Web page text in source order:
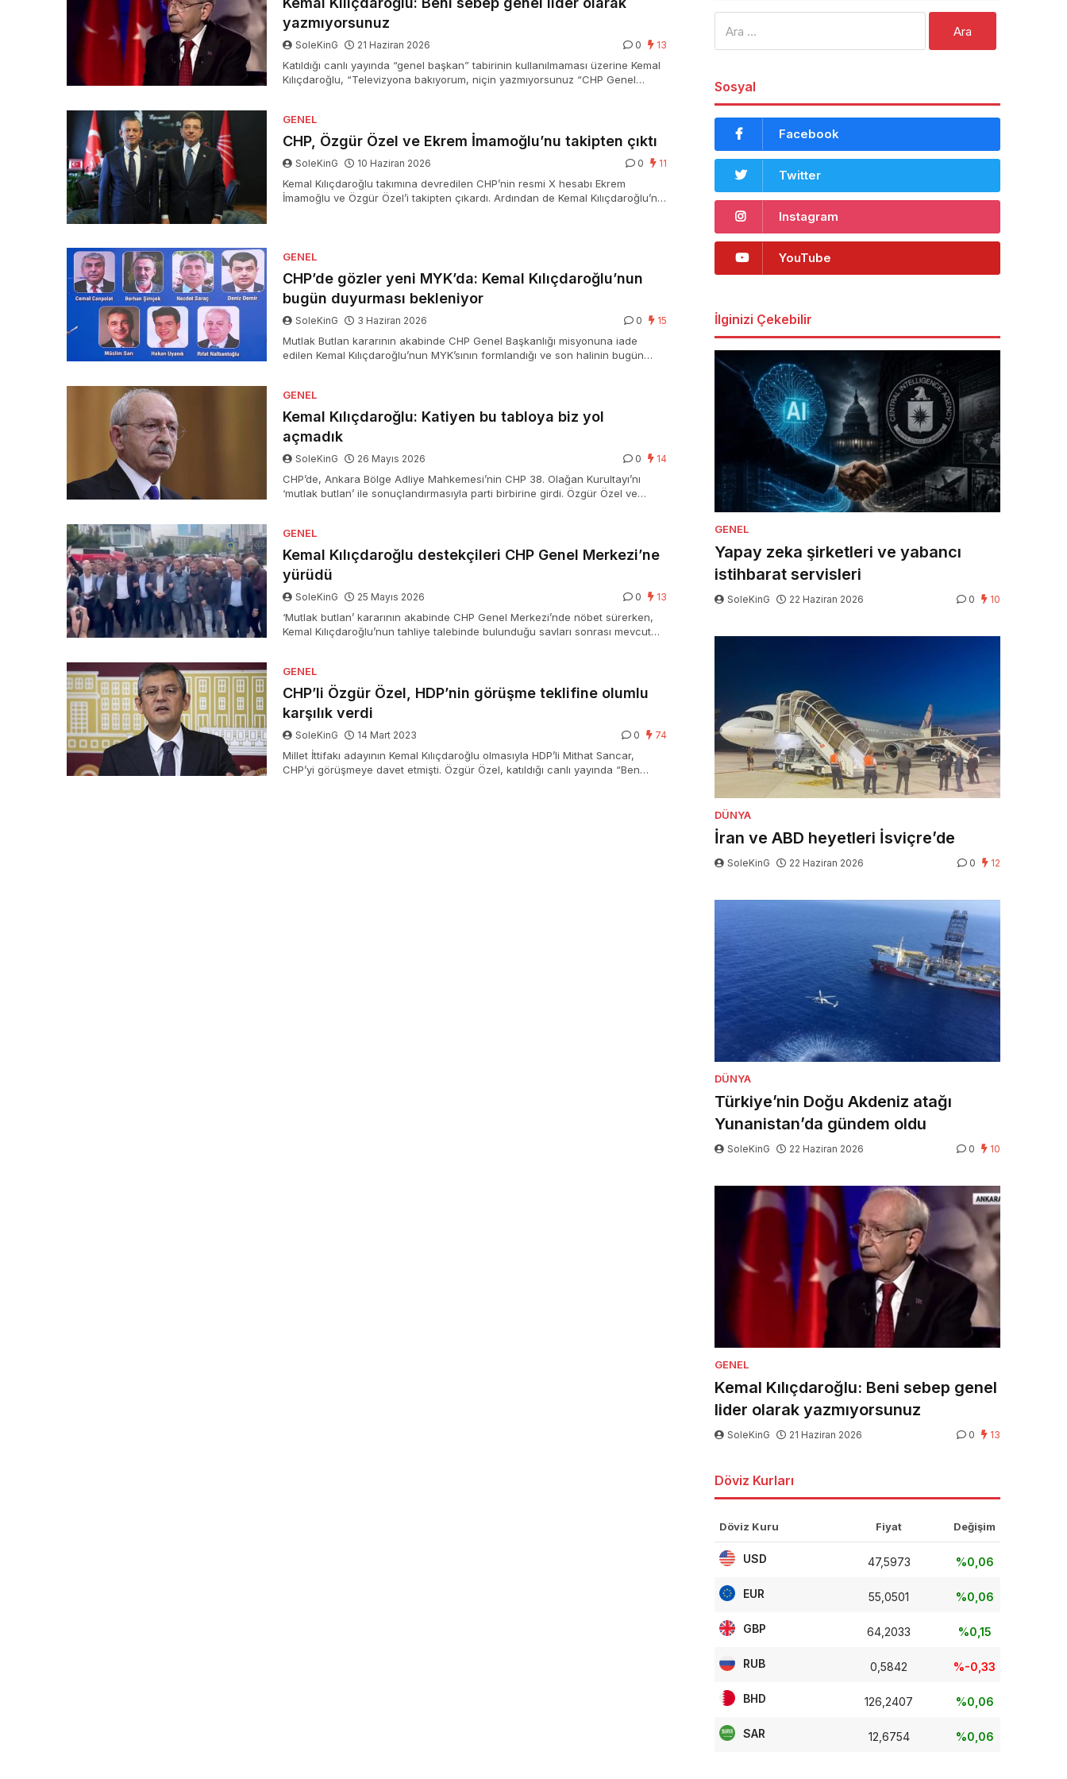
yazmıyorsunuz
SoleKinG 21 Haziran 2026 0 13
Katıldığı canlı yayında “genel başkan” tabirinin kullanılmaması üzerine Kemal
Kılıçdaroğlu, “Televizyona bakıyorum, niçin yazmıyorsunuz “CHP Genel
GENEL
CHP, Özgür Özel ve Ekrem İmamoğlu’nu takipten çıktı
SoleKinG 10 Haziran 2026 0 11
Kemal Kılıçdaroğlu takımına devredilen CHP’nin resmi X hesabı Ekrem
İmamoğlu ve Özgür Özel’i takipten çıkardı. Ardından de Kemal Kılıçdaroğlu’nu
GENEL
CHP’de gözler yeni MYK’da: Kemal Kılıçdaroğlu’nun
bugün duyurması bekleniyor
SoleKinG 3 Haziran 2026 0 15
Mutlak Butlan kararının akabinde CHP Genel Başkanlığı misyonuna iade
edilen Kemal Kılıçdaroğlu’nun MYK’sının formlandığı ve son halinin bugün
GENEL
Kemal Kılıçdaroğlu: Katiyen bu tabloya biz yol
açmadık
SoleKinG 26 Mayıs 2026 0 14
CHP’de, Ankara Bölge Adliye Mahkemesi’nin CHP 38. Olağan Kurultayı’nı
‘mutlak butlan’ ile sonuçlandırmasıyla parti birbirine girdi. Özgür Özel ve
GENEL
Kemal Kılıçdaroğlu destekçileri CHP Genel Merkezi’ne
yürüdü
SoleKinG 25 Mayıs 2026 0 13
‘Mutlak butlan’ kararının akabinde CHP Genel Merkezi’nde nöbet sürerken,
Kemal Kılıçdaroğlu’nun tahliye talebinde bulunduğu savları sonrası mevcut
GENEL
CHP’li Özgür Özel, HDP’nin görüşme teklifine olumlu
karşılık verdi
SoleKinG 14 Mart 2023 0 74
Millet İttifakı adayının Kemal Kılıçdaroğlu olmasıyla HDP’li Mithat Sancar,
CHP’yi görüşmeye davet etmişti. Özgür Özel, katıldığı canlı yayında “Ben
Sosyal
Facebook
Twitter
Instagram
YouTube
İlginizi Çekebilir
GENEL
Yapay zeka şirketleri ve yabancı
istihbarat servisleri
SoleKinG 22 Haziran 2026 0 10
DÜNYA
İran ve ABD heyetleri İsviçre’de
SoleKinG 22 Haziran 2026 0 12
DÜNYA
Türkiye’nin Doğu Akdeniz atağı
Yunanistan’da gündem oldu
SoleKinG 22 Haziran 2026 0 10
GENEL
Kemal Kılıçdaroğlu: Beni sebep genel
lider olarak yazmıyorsunuz
SoleKinG 21 Haziran 2026 0 13
Döviz Kurları
Döviz Kuru Fiyat Değişim
USD 47,5973 %0,06
EUR 55,0501 %0,06
GBP 64,2033 %0,15
RUB 0,5842 %-0,33
BHD 126,2407 %0,06
SAR 12,6754 %0,06